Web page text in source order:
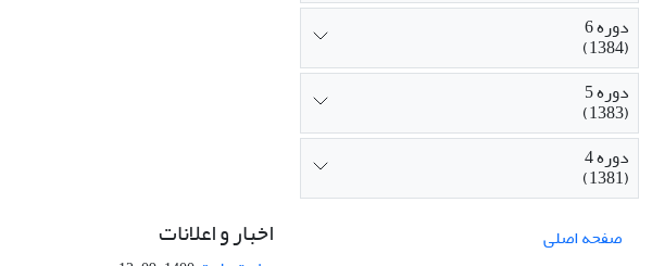
دوره 6
(1384)
دوره 5
(1383)
دوره 4
(1381)
صفحه اصلی
اخبار و اعلانات